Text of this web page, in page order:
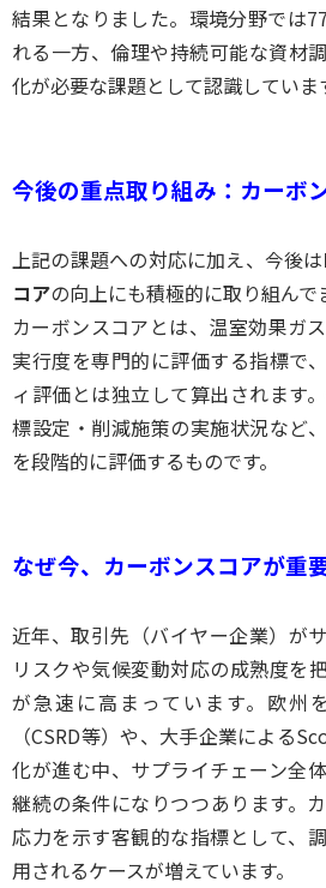
結果となりました。環境分野では
れる一方、倫理や持続可能な資材
化が必要な課題として認識していま
今後の重点取り組み：カーボ
上記の課題への対応に加え、今後は
コアの向上にも積極的に取り組んで
カーボンスコアとは、温室効果ガ
実行度を専門的に評価する指標で
ィ評価とは独立して算出されます
標設定・削減施策の実施状況など
を段階的に評価するものです。
なぜ今、カーボンスコアが重
近年、取引先（バイヤー企業）が
リスクや気候変動対応の成熟度を
が急速に高まっています。欧州
（CSRD等）や、大手企業による
化が進む中、サプライチェーン全
継続の条件になりつつあります。
応力を示す客観的な指標として、
用されるケースが増えています。